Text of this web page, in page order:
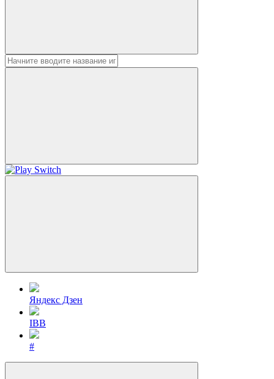
Яндекс Дзен
IBB
#